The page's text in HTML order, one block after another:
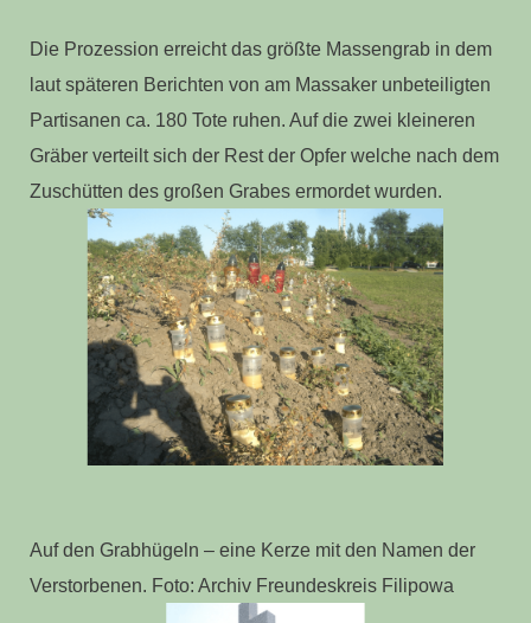
Die Prozession erreicht das größte Massengrab in dem
laut späteren Berichten von am Massaker unbeteiligten
Partisanen ca. 180 Tote ruhen. Auf die zwei kleineren
Gräber verteilt sich der Rest der Opfer welche nach dem
Zuschütten des großen Grabes ermordet wurden.
Auf den Grabhügeln – eine Kerze mit den Namen der
Verstorbenen. Foto: Archiv Freundeskreis Filipowa